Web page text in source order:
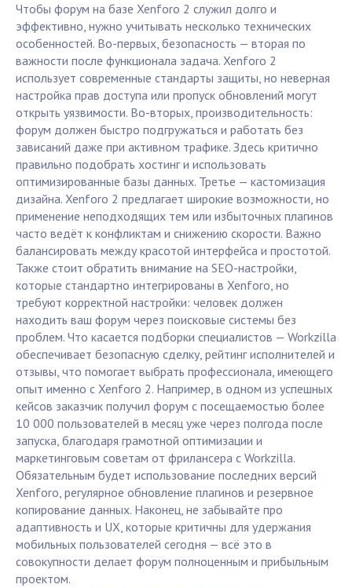
Чтобы форум на базе Xenforo 2 служил долго и
эффективно, нужно учитывать несколько технических
особенностей. Во-первых, безопасность — вторая по
важности после функционала задача. Xenforo 2
использует современные стандарты защиты, но неверная
настройка прав доступа или пропуск обновлений могут
открыть уязвимости. Во-вторых, производительность:
форум должен быстро подгружаться и работать без
зависаний даже при активном трафике. Здесь критично
правильно подобрать хостинг и использовать
оптимизированные базы данных. Третье — кастомизация
дизайна. Xenforo 2 предлагает широкие возможности, но
применение неподходящих тем или избыточных плагинов
часто ведёт к конфликтам и снижению скорости. Важно
балансировать между красотой интерфейса и простотой.
Также стоит обратить внимание на SEO-настройки,
которые стандартно интегрированы в Xenforo, но
требуют корректной настройки: человек должен
находить ваш форум через поисковые системы без
проблем. Что касается подборки специалистов — Workzilla
обеспечивает безопасную сделку, рейтинг исполнителей и
отзывы, что помогает выбрать профессионала, имеющего
опыт именно с Xenforo 2. Например, в одном из успешных
кейсов заказчик получил форум с посещаемостью более
10 000 пользователей в месяц уже через полгода после
запуска, благодаря грамотной оптимизации и
маркетинговым советам от фрилансера с Workzilla.
Обязательным будет использование последних версий
Xenforo, регулярное обновление плагинов и резервное
копирование данных. Наконец, не забывайте про
адаптивность и UX, которые критичны для удержания
мобильных пользователей сегодня — всё это в
совокупности делает форум полноценным и прибыльным
проектом.